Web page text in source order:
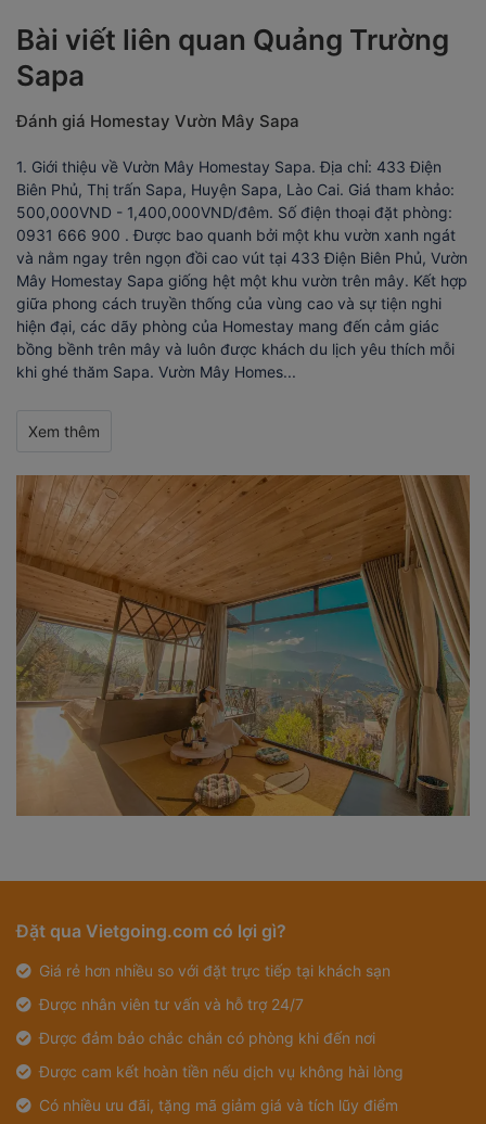
Bài viết liên quan Quảng Trường
Sapa
Đánh giá Homestay Vườn Mây Sapa
1. Giới thiệu về Vườn Mây Homestay Sapa. Địa chỉ: 433 Điện
Biên Phủ, Thị trấn Sapa, Huyện Sapa, Lào Cai. Giá tham khảo:
500,000VND - 1,400,000VND/đêm. Số điện thoại đặt phòng:
0931 666 900 . Được bao quanh bởi một khu vườn xanh ngát
và nằm ngay trên ngọn đồi cao vút tại 433 Điện Biên Phủ, Vườn
Mây Homestay Sapa giống hệt một khu vườn trên mây. Kết hợp
giữa phong cách truyền thống của vùng cao và sự tiện nghi
hiện đại, các dãy phòng của Homestay mang đến cảm giác
bồng bềnh trên mây và luôn được khách du lịch yêu thích mỗi
khi ghé thăm Sapa. Vườn Mây Homes...
Xem thêm
Đặt qua Vietgoing.com có lợi gì?
Giá rẻ hơn nhiều so với đặt trực tiếp tại khách sạn
Được nhân viên tư vấn và hỗ trợ 24/7
Được đảm bảo chắc chắn có phòng khi đến nơi
Được cam kết hoàn tiền nếu dịch vụ không hài lòng
Có nhiều ưu đãi, tặng mã giảm giá và tích lũy điểm